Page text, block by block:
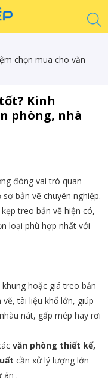
chọn mua cho văn
Kinh
phòng, nhà
đóng vai trò quan
bản vẽ chuyên nghiệp.
treo bản vẽ hiện có,
loại phù hợp nhất với
hoặc giá treo bản
tài liệu khổ lớn, giúp
nát, gấp mép hay rơi
văn phòng thiết kế,
cần xử lý lượng lớn
án .